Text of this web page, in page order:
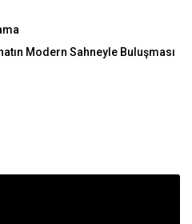
Modern Sahneyle Buluşması